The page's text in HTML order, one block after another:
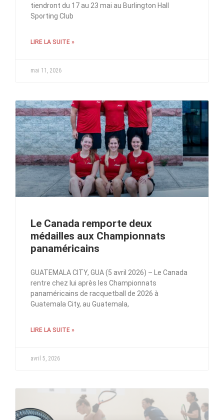
tiendront du 17 au 23 mai au Burlington Hall
Sporting Club
LIRE LA SUITE »
mai 11, 2026
Le Canada remporte deux
médailles aux Championnats
panaméricains
GUATEMALA CITY, GUA (5 avril 2026) – Le Canada
rentre chez lui après les Championnats
panaméricains de racquetball de 2026 à
Guatemala City, au Guatemala,
LIRE LA SUITE »
avril 5, 2026